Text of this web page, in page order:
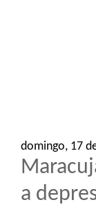
domingo, 17
a